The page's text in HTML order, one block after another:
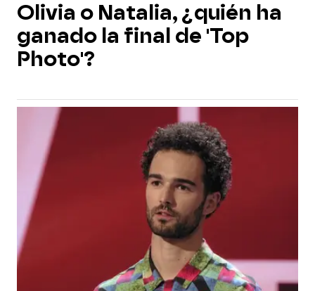
Olivia o Natalia, ¿quién ha
ganado la final de 'Top
Photo'?